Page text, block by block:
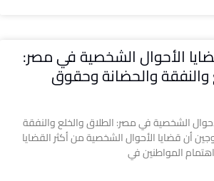
الأحوال الشخصية في مصر:
والنفقة والحضانة وحقوق
الشخصية في مصر: الطلاق والخلع والنفقة
أن قضايا الأحوال الشخصية من أكثر القضايا
المواطنين في